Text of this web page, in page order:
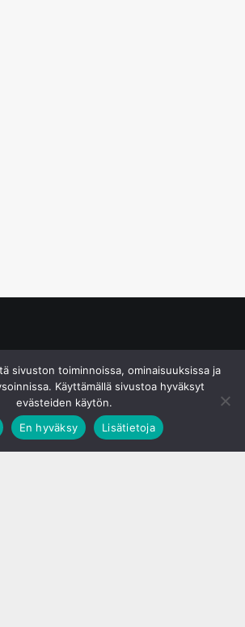
sivuston toiminnoissa, ominaisuuksissa ja
Käyttämällä sivustoa hyväksyt
evästeiden käytön.
En hyväksy Lisätietoja